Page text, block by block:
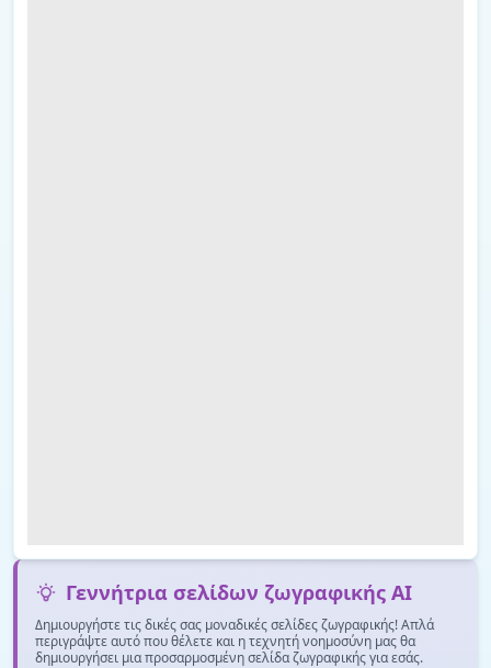
Γεννήτρια σελίδων ζωγραφικής AI
Δημιουργήστε τις δικές σας μοναδικές σελίδες ζωγραφικής! Απλά
περιγράψτε αυτό που θέλετε και η τεχνητή νοημοσύνη μας θα
δημιουργήσει μια προσαρμοσμένη σελίδα ζωγραφικής για εσάς.